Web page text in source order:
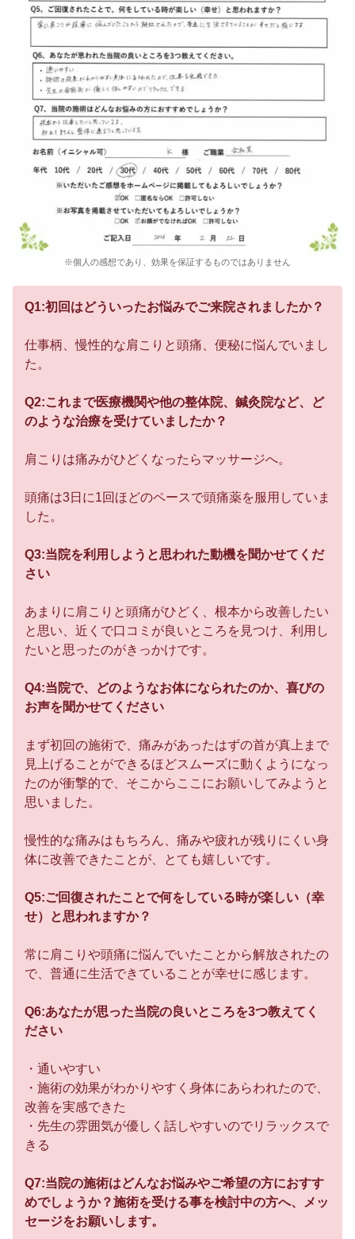
※個人の感想であり、効果を保証するものではありません
Q1:初回はどういったお悩みでご来院されましたか？
仕事柄、慢性的な肩こりと頭痛、便秘に悩んでいまし
た。
Q2:これまで医療機関や他の整体院、鍼灸院など、ど
のような治療を受けていましたか？
肩こりは痛みがひどくなったらマッサージへ。
頭痛は3日に1回ほどのペースで頭痛薬を服用していま
した。
Q3:当院を利用しようと思われた動機を聞かせてくだ
さい
あまりに肩こりと頭痛がひどく、根本から改善したい
と思い、近くで口コミが良いところを見つけ、利用し
たいと思ったのがきっかけです。
Q4:当院で、どのようなお体になられたのか、喜びの
お声を聞かせてください
まず初回の施術で、痛みがあったはずの首が真上まで
見上げることができるほどスムーズに動くようになっ
たのが衝撃的で、そこからここにお願いしてみようと
思いました。
慢性的な痛みはもちろん、痛みや疲れが残りにくい身
体に改善できたことが、とても嬉しいです。
Q5:ご回復されたことで何をしている時が楽しい（幸
せ）と思われますか？
常に肩こりや頭痛に悩んでいたことから解放されたの
で、普通に生活できていることが幸せに感じます。
Q6:あなたが思った当院の良いところを3つ教えてく
ださい
・通いやすい
・施術の効果がわかりやすく身体にあらわれたので、
改善を実感できた
・先生の雰囲気が優しく話しやすいのでリラックスで
きる
Q7:当院の施術はどんなお悩みやご希望の方におすす
めでしょうか？施術を受ける事を検討中の方へ、メッ
セージをお願いします。